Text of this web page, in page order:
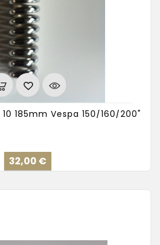
185mm Vespa 150/160/200"
32,00 €